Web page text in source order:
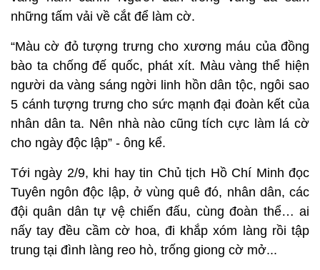
những tấm vải về cắt để làm cờ.
“Màu cờ đỏ tượng trưng cho xương máu của đồng
bào ta chống đế quốc, phát xít. Màu vàng thể hiện
người da vàng sáng ngời linh hồn dân tộc, ngôi sao
5 cánh tượng trưng cho sức mạnh đại đoàn kết của
nhân dân ta. Nên nhà nào cũng tích cực làm lá cờ
cho ngày độc lập” - ông kể.
Tới ngày 2/9, khi hay tin Chủ tịch Hồ Chí Minh đọc
Tuyên ngôn độc lập, ở vùng quê đó, nhân dân, các
đội quân dân tự vệ chiến đấu, cùng đoàn thể… ai
nấy tay đều cầm cờ hoa, đi khắp xóm làng rồi tập
trung tại đình làng reo hò, trống giong cờ mở...